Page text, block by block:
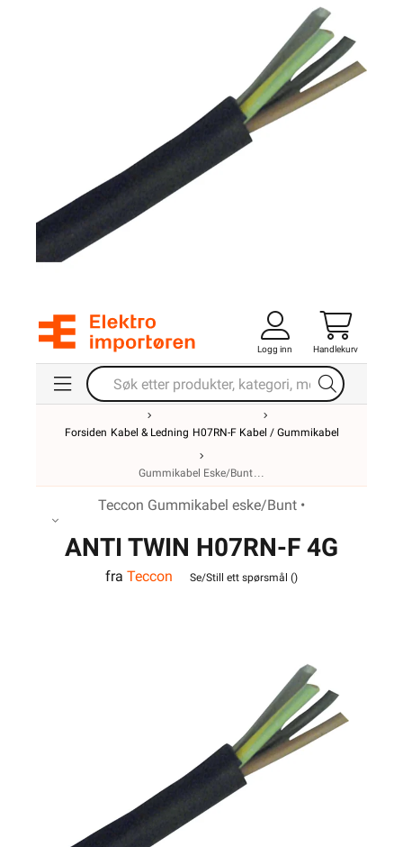
Logg inn Handlekurv
Forsiden Kabel & Ledning H07RN-F Kabel / Gummikabel
Gummikabel Eske/Bunt
Teccon Gummikabel eske/Bunt •
ANTI TWIN H07RN-F 4G
1,5
fra Teccon Se/Still ett spørsmål ()